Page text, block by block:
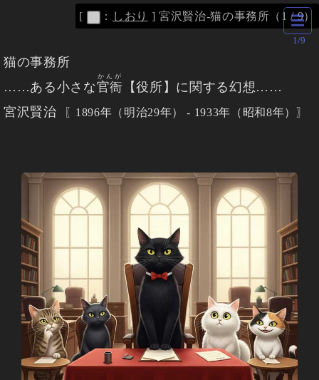
☰
1/9
猫の事務所
……ある小さな官衙
かんが
【役所】に関する幻想……
宮沢賢治
1896年（明治29年） - 1933年（昭和8年）
[ ： しおり ] 宮沢賢治-猫の事務所（1 / 9）